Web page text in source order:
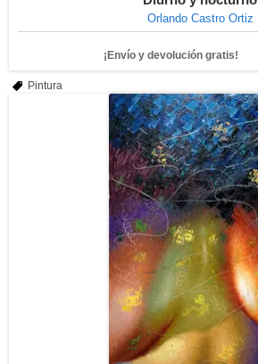
Orlando Castro Ortiz
¡Envío y devolución gratis!
Pintura